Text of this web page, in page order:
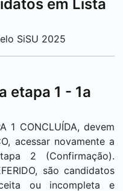
em Lista
SiSU 2025
etapa 1 - 1a
1 CONCLUÍDA, devem
acessar novamente a
2 (Confirmação).
são candidatos
ou incompleta e